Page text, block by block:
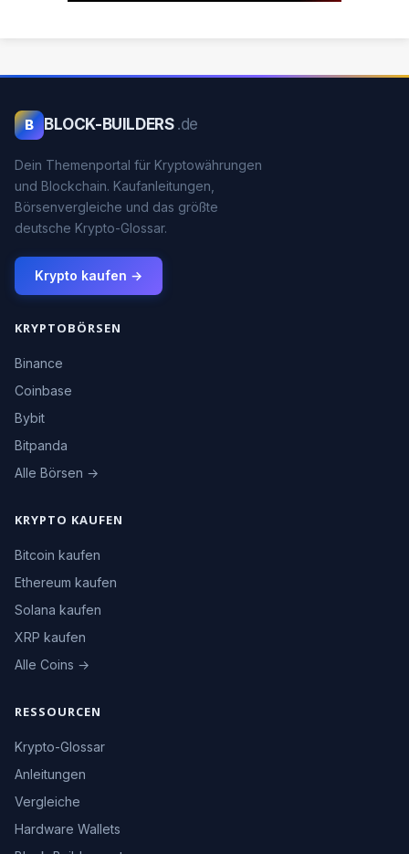
B BLOCK-BUILDERS .de
Dein Themenportal für Kryptowährungen
und Blockchain. Kaufanleitungen,
Börsenvergleiche und das größte
deutsche Krypto-Glossar.
Krypto kaufen →
KRYPTOBÖRSEN
Binance
Coinbase
Bybit
Bitpanda
Alle Börsen →
KRYPTO KAUFEN
Bitcoin kaufen
Ethereum kaufen
Solana kaufen
XRP kaufen
Alle Coins →
RESSOURCEN
Krypto-Glossar
Anleitungen
Vergleiche
Hardware Wallets